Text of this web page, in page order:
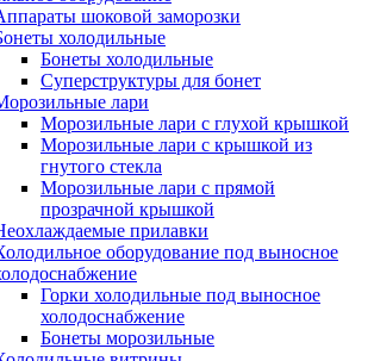
шоковой заморозки
холодильные
Бонеты холодильные
Суперструктуры для бонет
лари
Морозильные лари с глухой крышкой
Морозильные лари с крышкой из
гнутого стекла
Морозильные лари с прямой
прозрачной крышкой
прилавки
оборудование под выносное
Горки холодильные под выносное
холодоснабжение
Бонеты морозильные